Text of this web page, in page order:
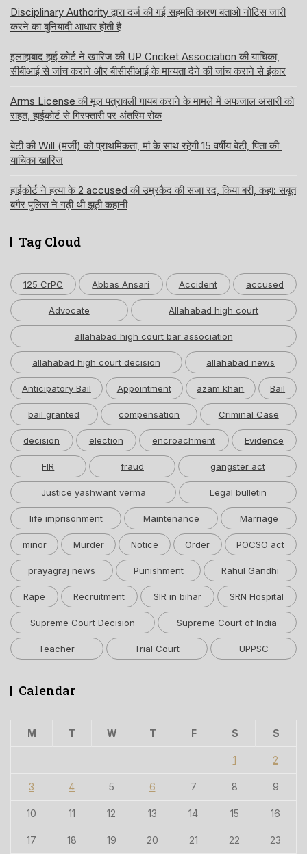
Disciplinary Authority द्वारा दर्ज की गई सहमति कारण बताओ नोटिस जारी
करने का बुनियादी आधार होती है
इलाहाबाद हाई कोर्ट ने खारिज की UP Cricket Association की याचिका,
सीबीआई से जांच कराने और बीसीसीआई के मान्यता देने की जांच कराने से इंकार
Arms License की मूल पत्रावली गायब कराने के मामले में अफजाल अंसारी को
राहत, हाईकोर्ट से गिरफ्तारी पर अंतरिम रोक
बेटी की Will (मर्जी) को प्राथमिकता, मां के साथ रहेगी 15 वर्षीय बेटी, पिता की
याचिका खारिज
हाईकोर्ट ने हत्या के 2 accused की उम्रकैद की सजा रद, किया बरी, कहा: सबूत
बगैर पुलिस ने गढ़ी थी झूठी कहानी
Tag Cloud
125 CrPC Abbas Ansari Accident accused
Advocate Allahabad high court
allahabad high court bar association
allahabad high court decision allahabad news
Anticipatory Bail Appointment azam khan Bail
bail granted compensation Criminal Case
decision election encroachment Evidence
FIR fraud gangster act
Justice yashwant verma Legal bulletin
life imprisonment Maintenance Marriage
minor Murder Notice Order POCSO act
prayagraj news Punishment Rahul Gandhi
Rape Recruitment SIR in bihar SRN Hospital
Supreme Court Decision Supreme Court of India
Teacher Trial Court UPPSC
Calendar
M T W T F S S
1 2
3 4 5 6 7 8 9
10 11 12 13 14 15 16
17 18 19 20 21 22 23